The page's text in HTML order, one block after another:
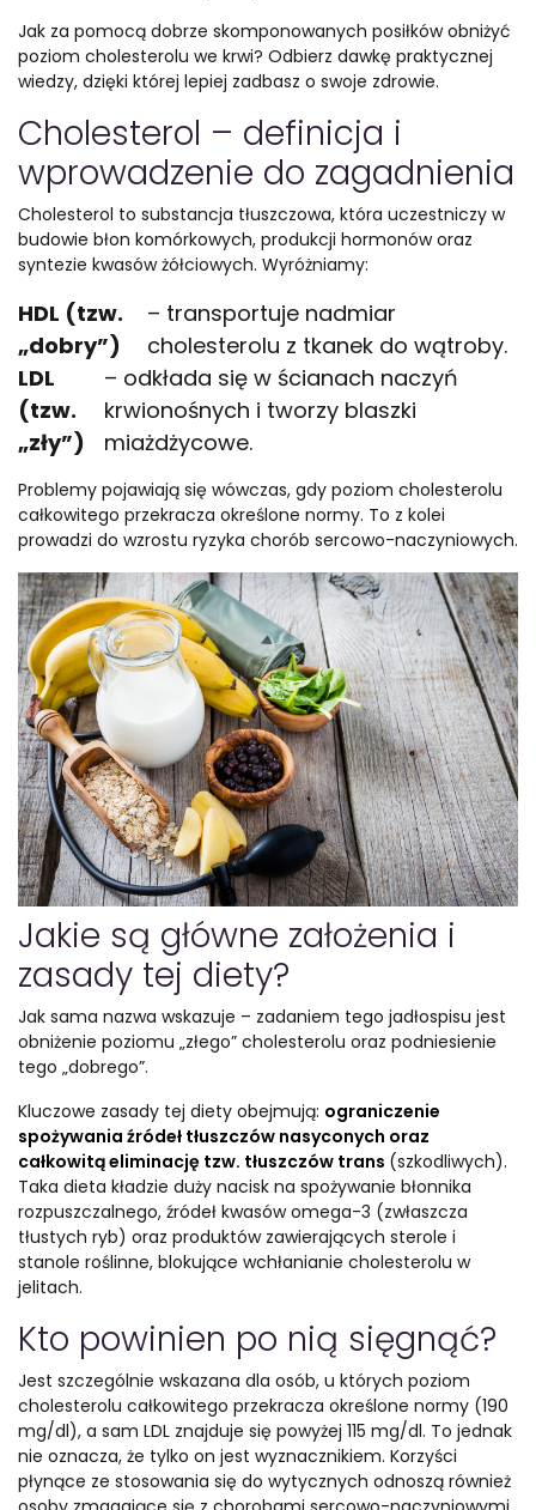
Jak za pomocą dobrze skomponowanych posiłków obniżyć
poziom cholesterolu we krwi? Odbierz dawkę praktycznej
wiedzy, dzięki której lepiej zadbasz o swoje zdrowie.
Cholesterol – definicja i
wprowadzenie do zagadnienia
Cholesterol to substancja tłuszczowa, która uczestniczy w
budowie błon komórkowych, produkcji hormonów oraz
syntezie kwasów żółciowych. Wyróżniamy:
HDL (tzw.
„dobry”)
– transportuje nadmiar
cholesterolu z tkanek do wątroby.
LDL
(tzw.
„zły”)
– odkłada się w ścianach naczyń
krwionośnych i tworzy blaszki
miażdżycowe.
Problemy pojawiają się wówczas, gdy poziom cholesterolu
całkowitego przekracza określone normy. To z kolei
prowadzi do wzrostu ryzyka chorób sercowo-naczyniowych.
Jakie są główne założenia i
zasady tej diety?
Jak sama nazwa wskazuje – zadaniem tego jadłospisu jest
obniżenie poziomu „złego” cholesterolu oraz podniesienie
tego „dobrego”.
Kluczowe zasady tej diety obejmują: ograniczenie
spożywania źródeł tłuszczów nasyconych oraz
całkowitą eliminację tzw. tłuszczów trans (szkodliwych).
Taka dieta kładzie duży nacisk na spożywanie błonnika
rozpuszczalnego, źródeł kwasów omega-3 (zwłaszcza
tłustych ryb) oraz produktów zawierających sterole i
stanole roślinne, blokujące wchłanianie cholesterolu w
jelitach.
Kto powinien po nią sięgnąć?
Jest szczególnie wskazana dla osób, u których poziom
cholesterolu całkowitego przekracza określone normy (190
mg/dl), a sam LDL znajduje się powyżej 115 mg/dl. To jednak
nie oznacza, że tylko on jest wyznacznikiem. Korzyści
płynące ze stosowania się do wytycznych odnoszą również